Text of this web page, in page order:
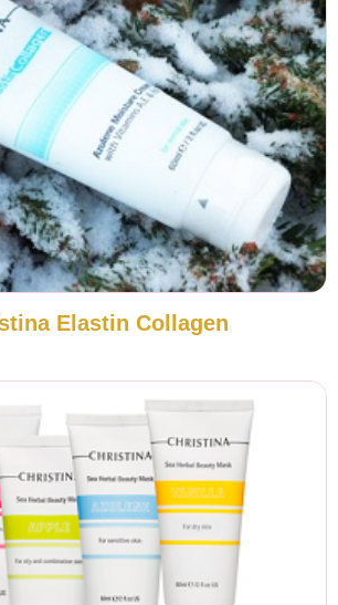
Elastin Collagen